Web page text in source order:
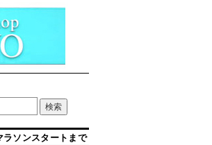
ラソンスタートまで